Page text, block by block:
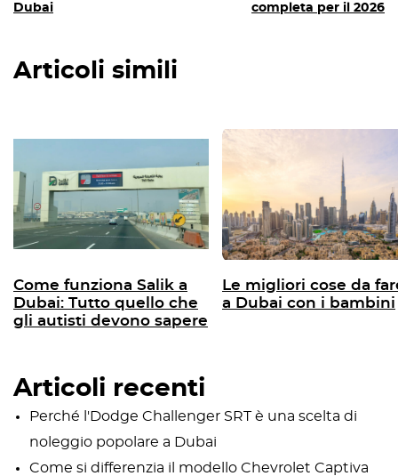
Dubai
completa per il 2026
Articoli simili
Come funziona Salik a
Dubai: Tutto quello che
gli autisti devono sapere
Le migliori cose da
a Dubai con i bambini
Articoli recenti
Perché l'Dodge Challenger SRT è una scelta di
noleggio popolare a Dubai
Come si differenzia il modello Chevrolet Captiva